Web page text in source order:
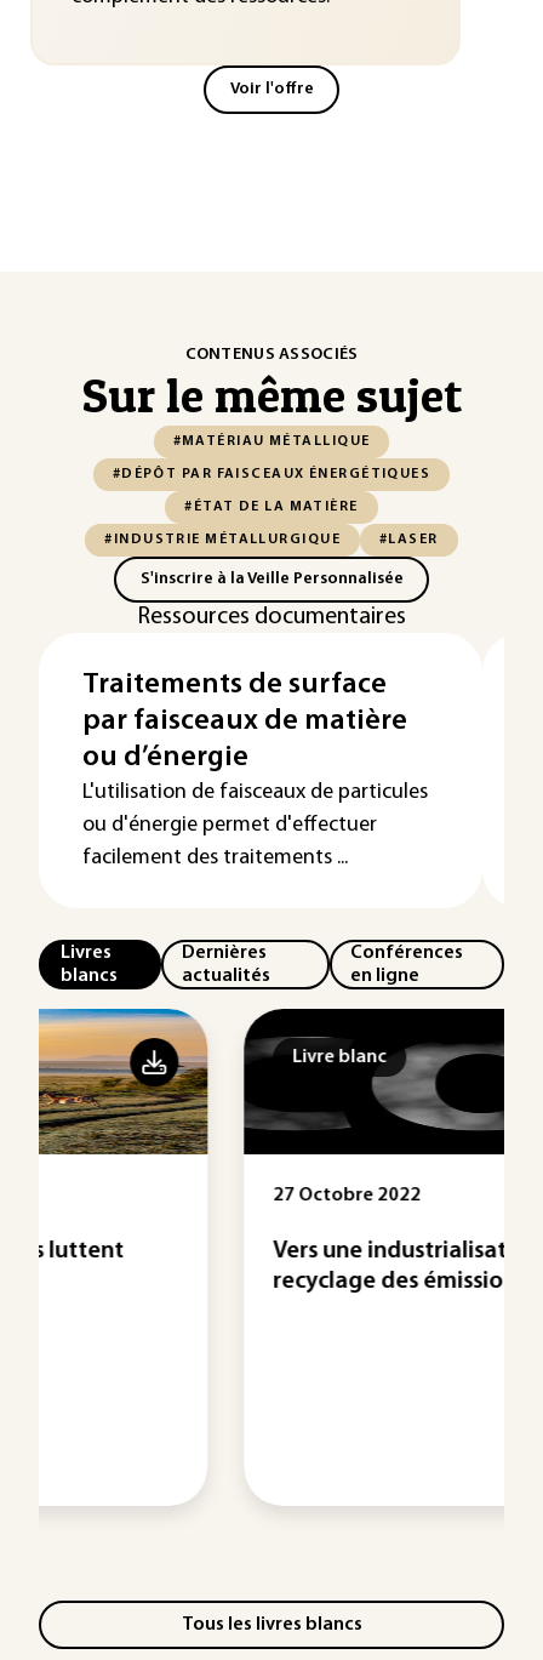
Voir l'offre
CONTENUS ASSOCIÉS
Sur le même sujet
#MATÉRIAU MÉTALLIQUE
#DÉPÔT PAR FAISCEAUX ÉNERGÉTIQUES
#ÉTAT DE LA MATIÈRE
#INDUSTRIE MÉTALLURGIQUE #LASER
S'inscrire à la Veille Personnalisée
Ressources documentaires
Traitements de surface
par faisceaux de matière
ou d’énergie
L'utilisation de faisceaux de particules
ou d'énergie permet d'effectuer
facilement des traitements ...
Livres
blancs
Dernières
actualités
Conférences
en ligne
Livre blanc
Vers une industrialisation du
recyclage des émissions ...
Tous les livres blancs